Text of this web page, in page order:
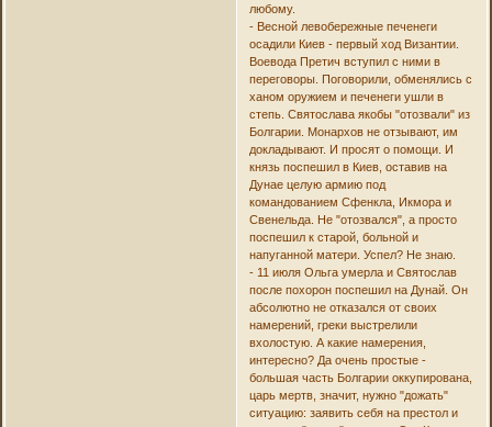
любому.
- Весной левобережные печенеги
осадили Киев - первый ход Византии.
Воевода Претич вступил с ними в
переговоры. Поговорили, обменялись с
ханом оружием и печенеги ушли в
степь. Святослава якобы "отозвали" из
Болгарии. Монархов не отзывают, им
докладывают. И просят о помощи. И
князь поспешил в Киев, оставив на
Дунае целую армию под
командованием Сфенкла, Икмора и
Свенельда. Не "отозвался", а просто
поспешил к старой, больной и
напуганной матери. Успел? Не знаю.
- 11 июля Ольга умерла и Святослав
после похорон поспешил на Дунай. Он
абсолютно не отказался от своих
намерений, греки выстрелили
вхолостую. А какие намерения,
интересно? Да очень простые -
большая часть Болгарии оккупирована,
царь мертв, значит, нужно "дожать"
ситуацию: заявить себя на престол и